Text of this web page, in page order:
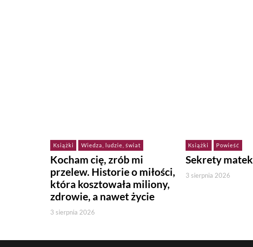
Książki Wiedza, ludzie, świat
Kocham cię, zrób mi
przelew. Historie o miłości,
która kosztowała miliony,
zdrowie, a nawet życie
3 sierpnia 2026
Książki Powieść
Sekrety matek
3 sierpnia 2026